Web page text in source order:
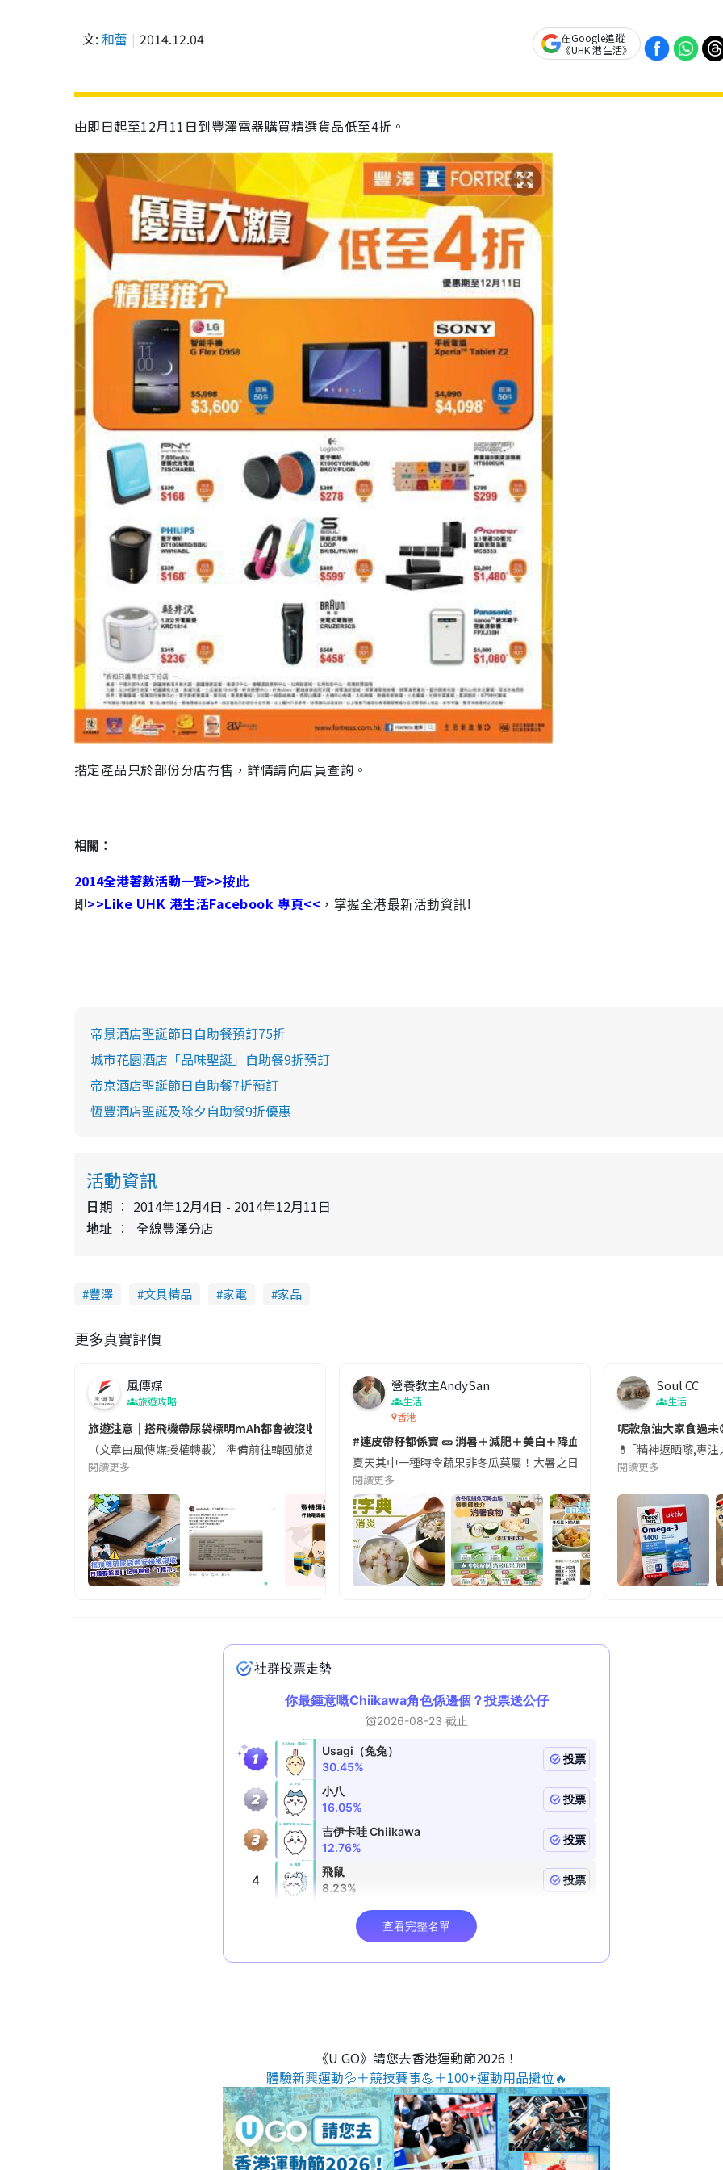
文: 和蕾 2014.12.04
在Google追蹤
《UHK 港生活》
由即日起至12月11日到豐澤電器購買精選貨品低至4折。
揩定產品只於部份分店有售，詳情請向店員查詢。
相關：
2014全港著數活動一覽>>按此
即>>Like UHK 港生活Facebook 專頁<< ，掌握全港最新活動資訊!
帝景酒店聖誕節日自助餐預訂75折
城市花園酒店「品味聖誕」自助餐9折預訂
帝京酒店聖誕節日自助餐7折預訂
恆豐酒店聖誕及除夕自助餐9折優惠
活動資訊
日期
2014年12月4日 - 2014年12月11日
地址
全線豐澤分店
豐澤 文具精品 家電 家品
更多真實評價
風傳媒
旅遊攻略
旅遊注意｜搭飛機帶尿袋標明mAh都會被沒收😱出發前切記檢查「1標示」🚨
（文章由風傳媒授權轉載） 準備前往韓國旅遊的民眾，近期要特別留意隨身行李中的行動電源。一名旅客日前在機場安檢
閱讀更多
營養教主AndySan
生活
香港
#連皮帶籽都係寶 🥒 消暑＋減肥＋美白＋降血脂
夏天其中一種時令蔬果非冬瓜莫屬！大暑之日，點都要飲碗冬瓜湯消暑
閱讀更多
Soul CC
生活
呢款魚油大家食過未
💊 ｢精神返晒嚟,專
閱讀更多
《U GO》請您去香港運動節2026！
體驗新興運動💦＋競技賽事💪＋100+運動用品攤位🔥